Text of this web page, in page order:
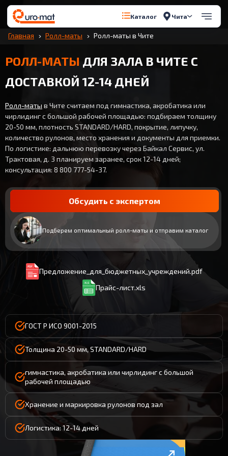
Каталог Чита
Главная Ролл-маты Ролл-маты в Чите
РОЛЛ-МАТЫ ДЛЯ ЗАЛА В ЧИТЕ С
ДОСТАВКОЙ 12-14 ДНЕЙ
Ролл-маты в Чите считаем под гимнастика, акробатика или
чирлидинг с большой рабочей площадью: подбираем толщину
20-50 мм, плотность STANDARD/HARD, покрытие, липучку,
количество рулонов, место хранения и документы для приемки.
По логистике: дальнюю перевозку через Байкал Сервис, ул.
Трактовая, д. 3 планируем заранее, срок 12-14 дней;
консультация: 8 800 777-54-37.
Обсудить с экспертом
Подберем оптимальный ролл-маты и отправим каталог
Предложение_для_бюджетных_учреждений.pdf
Прайс-лист.xls
ГОСТ Р ИСО 9001-2015
Толщина 20-50 мм, STANDARD/HARD
гимнастика, акробатика или чирлидинг с большой
рабочей площадью
Хранение и маркировка рулонов под зал
Логистика: 12-14 дней